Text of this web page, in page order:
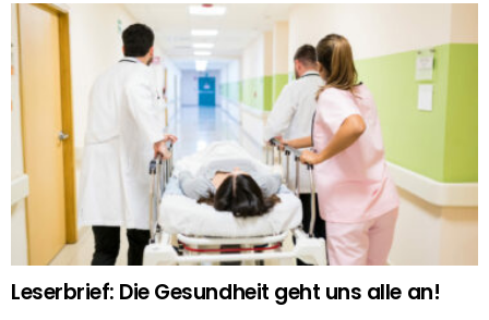
Leserbrief: Die Gesundheit geht uns alle an!